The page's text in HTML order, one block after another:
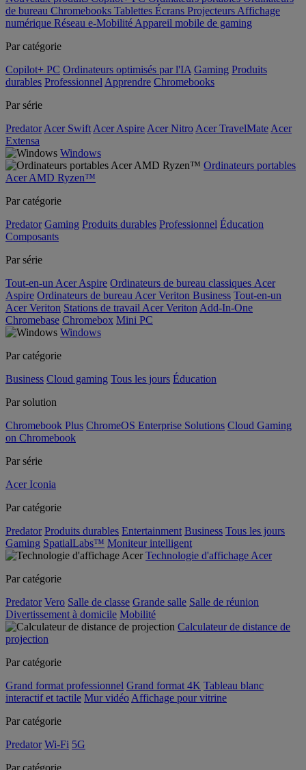
de bureau Chromebooks Tablettes Écrans Projecteurs Affichage
numérique Réseau e-Mobilité Appareil mobile de gaming
Par catégorie
Copilot+ PC Ordinateurs optimisés par l'IA Gaming Produits
durables Professionnel Apprendre Chromebooks
Par série
Predator Acer Swift Acer Aspire Acer Nitro Acer TravelMate Acer
Extensa
Windows
Ordinateurs portables
Acer AMD Ryzen™
Par catégorie
Predator Gaming Produits durables Professionnel Éducation
Composants
Par série
Tout-en-un Acer Aspire Ordinateurs de bureau classiques Acer
Aspire Ordinateurs de bureau Acer Veriton Business Tout-en-un
Acer Veriton Stations de travail Acer Veriton Add-In-One
Chromebase Chromebox Mini PC
Windows
Par catégorie
Business Cloud gaming Tous les jours Éducation
Par solution
Chromebook Plus ChromeOS Enterprise Solutions Cloud Gaming
on Chromebook
Par série
Acer Iconia
Par catégorie
Predator Produits durables Entertainment Business Tous les jours
Gaming SpatialLabs™ Moniteur intelligent
Technologie d'affichage Acer
Par catégorie
Predator Vero Salle de classe Grande salle Salle de réunion
Divertissement à domicile Mobilité
Calculateur de distance de
projection
Par catégorie
Grand format professionnel Grand format 4K Tableau blanc
interactif et tactile Mur vidéo Affichage pour vitrine
Par catégorie
Predator Wi-Fi 5G
Par catégorie